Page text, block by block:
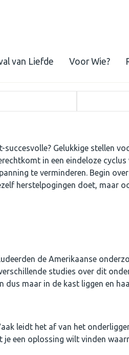
van Liefde Voor Wie?
Gelukkige stellen
in een eindeloze
te verminderen. Begin
herstelpogingen doet, maar
de Amerikaanse
studies over dit
maar in de kast liggen en
leidt het af van het
een oplossing wilt vinden